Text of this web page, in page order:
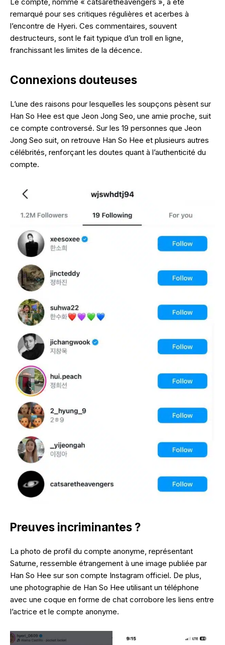
remarqué pour ses critiques régulières et acerbes à
l’encontre de Hyeri. Ces commentaires, souvent
destructeurs, sont le fait typique d’un troll en ligne,
franchissant les limites de la décence.
Connexions douteuses
L’une des raisons pour lesquelles les soupçons pèsent sur
Han So Hee est que Jeon Jong Seo, une amie proche, suit
ce compte controversé. Sur les 19 personnes que Jeon
Jong Seo suit, on retrouve Han So Hee et plusieurs autres
célébrités, renforçant les doutes quant à l’authenticité du
compte.
Preuves incriminantes ?
La photo de profil du compte anonyme, représentant
Saturne, ressemble étrangement à une image publiée par
Han So Hee sur son compte Instagram officiel. De plus,
une photographie de Han So Hee utilisant un téléphone
avec une coque en forme de chat corrobore les liens entre
l’actrice et le compte anonyme.